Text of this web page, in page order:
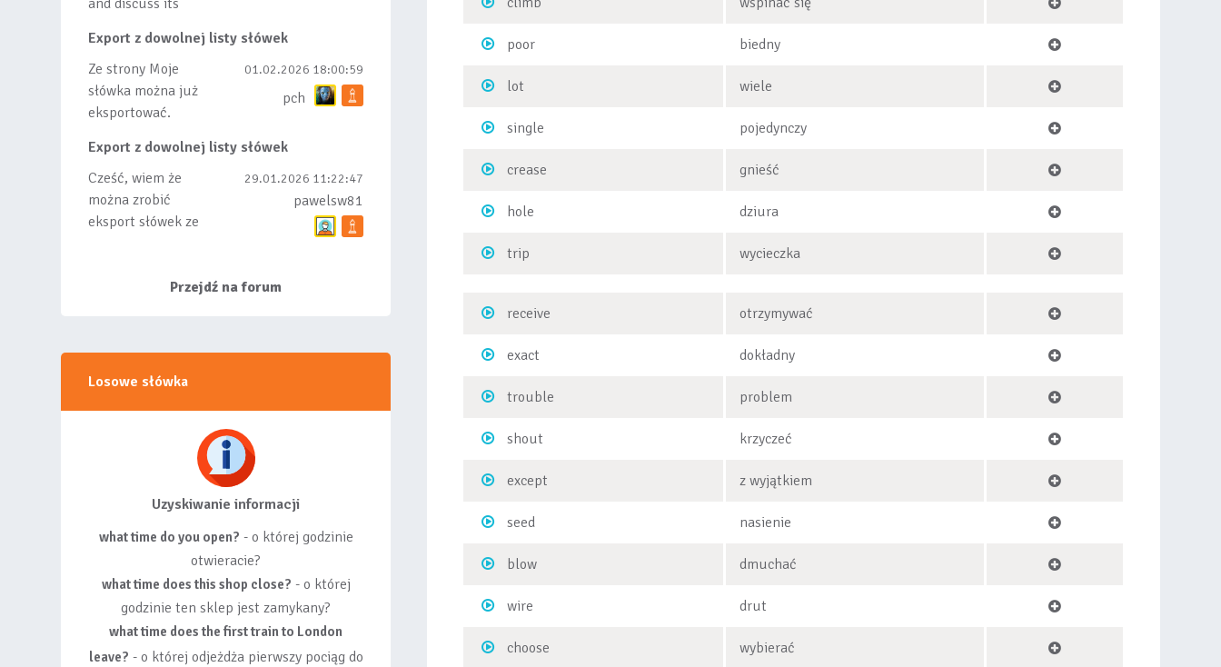
and discuss its
Export z dowolnej listy słówek
Ze strony Moje
słówka można już
eksportować.
masowego importu
nie będę robił bo
wiąże się...
01.02.2026 18:00:59
pch
Export z dowolnej listy słówek
Cześć, wiem że
można zrobić
eksport słówek ze
wyróżnionych lis...
29.01.2026 11:22:47
pawelsw81
Przejdź na forum
Losowe słówka
Uzyskiwanie informacji
what time do you open? - o której godzinie
otwieracie?
what time does this shop close? - o której
godzinie ten sklep jest zamykany?
what time does the first train to London
leave? - o której odjeżdża pierwszy pociąg do
poor biedny
lot wiele
single pojedynczy
crease gnieść
hole dziura
trip wycieczka
receive otrzymywać
exact dokładny
trouble problem
shout krzyczeć
except z wyjątkiem
seed nasienie
blow dmuchać
wire drut
choose wybierać